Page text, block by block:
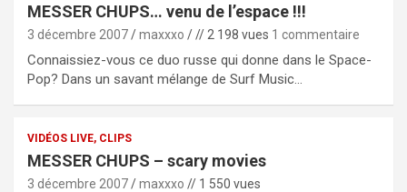
MESSER CHUPS… venu de l’espace !!!
3 décembre 2007 maxxxo // 2 198 vues 1 commentaire
Connaissiez-vous ce duo russe qui donne dans le Space-
Pop? Dans un savant mélange de Surf Music…
VIDÉOS LIVE, CLIPS
MESSER CHUPS – scary movies
3 décembre 2007 maxxxo // 1 550 vues